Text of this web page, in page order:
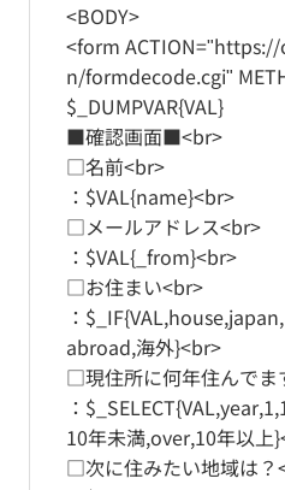
<BODY>
<form
n/formdecode.cgi"
$_DUMPVAR{VAL}
■確認画面■<br>
□名前<br>
：$VAL{name}<br>
□メールアドレス<br>
：$VAL{_from}<br>
□お住まい<br>
：
abroad,海外}<br>
□現住所に何年住んでま
：
10年未満,over,10年以上
□次に住みたい地域は？